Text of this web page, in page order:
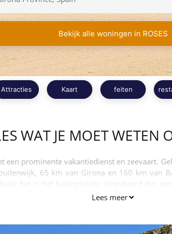
Bekijk alle woningen in ROSES
Attracties Kaart feiten
WAT JE MOET WETEN
een prominente vakantiedienst en zeevaart.
65 km van Girona en 160 km van
Lees meer